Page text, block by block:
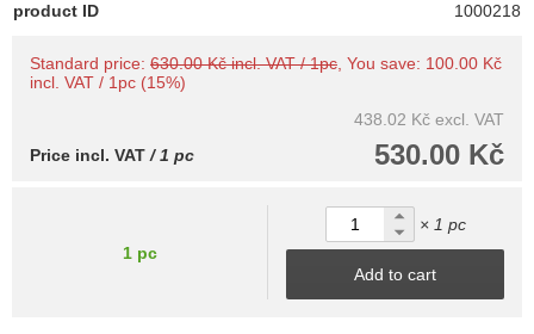
product ID 1000218
Standard price: 630.00 Kč incl. VAT / 1pc , You save: 100.00 Kč
incl. VAT / 1pc (15%)
438.02 Kč excl. VAT
530.00 Kč
Price incl. VAT / 1 pc
1 pc
× 1 pc
Add to cart